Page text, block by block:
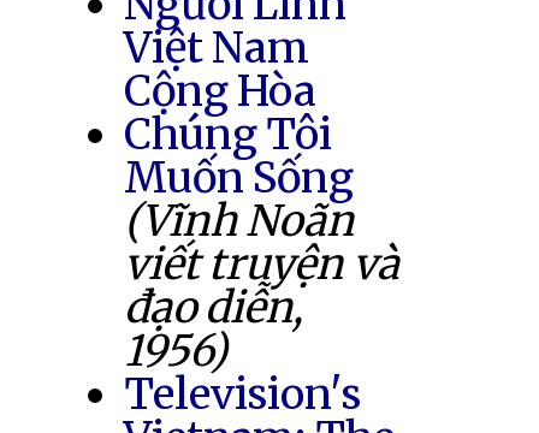
Việt Nam
Cộng Hòa
Chúng Tôi
Muốn Sống
(Vĩnh Noãn
viết truyện và
đạo diễn,
1956)
Television's